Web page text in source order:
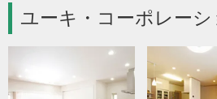
ユーキ・コーポレー